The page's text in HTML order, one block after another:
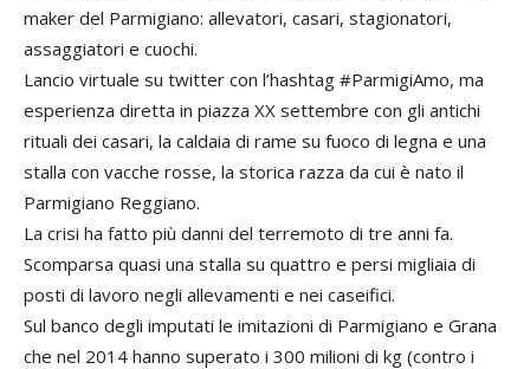
maker del Parmigiano: allevatori, casari, stagionatori,
assaggiatori e cuochi.
Lancio virtuale su twitter con l’hashtag #ParmigiAmo, ma
esperienza diretta in piazza XX settembre con gli antichi
rituali dei casari, la caldaia di rame su fuoco di legna e una
stalla con vacche rosse, la storica razza da cui è nato il
Parmigiano Reggiano.
La crisi ha fatto più danni del terremoto di tre anni fa.
Scomparsa quasi una stalla su quattro e persi migliaia di
posti di lavoro negli allevamenti e nei caseifici.
Sul banco degli imputati le imitazioni di Parmigiano e Grana
che nel 2014 hanno superato i 300 milioni di kg (contro i